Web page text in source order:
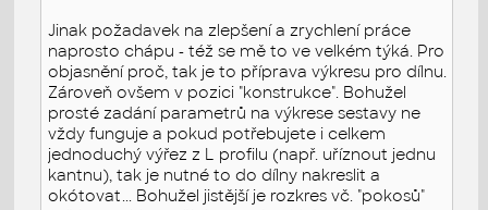
Jinak požadavek na zlepšení a zrychlení práce
naprosto chápu - též se mě to ve velkém týká. Pro
objasnění proč, tak je to příprava výkresu pro dílnu.
Zároveň ovšem v pozici "konstrukce". Bohužel
prosté zadání parametrů na výkrese sestavy ne
vždy funguje a pokud potřebujete i celkem
jednoduchý výřez z L profilu (např. uříznout jednu
kantnu), tak je nutné to do dílny nakreslit a
okótovat... Bohužel jistější je rozkres vč. "pokosů"